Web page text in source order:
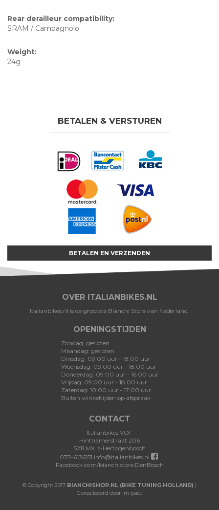
Rear derailleur compatibility:
SRAM / Campagnolo
Weight:
24g
BETALEN & VERSTUREN
BETALEN EN VERZENDEN
OVER ITALIANBIKES.NL
Italianbikes.nl is de grootste Bianchi Store van Nederland.
OPENINGSTIJDEN
Zondag: gesloten
Maandag: gesloten
Dinsdag: 09:00 uur - 18:00 uur
Woensdag: 09:00 uur - 18:00 uur
Donderdag: 09:00 uur - 16:00 uur
Vrijdag: 09:00 uur - 18:00 uur
Zaterdag: 10:00 uur - 17:00 uur
Buiten winkeltijden op afspraak
CONTACT
Italianbikes VOF
Hinthamerstraat 206
5211 MX 's-Hertogenbosch
073-6136151 info@italianbikes.nl
Facebook.com/bianchistore.DenBosch
© Copyright 2017 BIANCHISHOP.NL (BIKE TUNING HOLLAND) |
Gerealiseerd door im-pact